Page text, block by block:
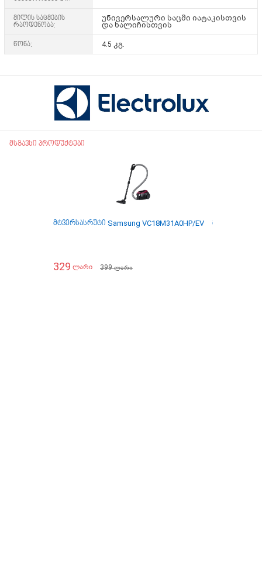
მილის საცმების
რაოდენობა:
უნივერსალური საცმი იატაკისთვის
და ხალიჩისთვის
წონა: 4.5 კგ.
მსგავსი პროდუქტები
მტვერსასრუტი Samsung VC18M31A0HP/EV
329 ლარი 399ლარი